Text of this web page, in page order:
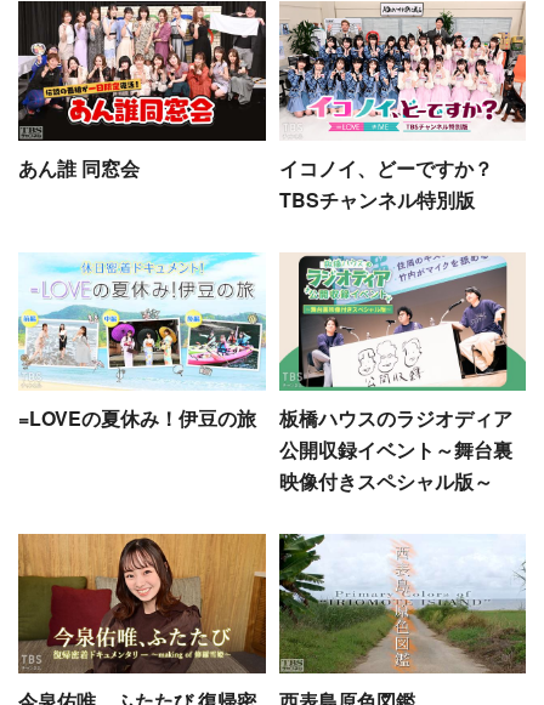
あん誰 同窓会
イコノイ、どーですか？
TBSチャンネル特別版
=LOVEの夏休み！伊豆の旅
板橋ハウスのラジオディア
公開収録イベント～舞台裏
映像付きスペシャル版～